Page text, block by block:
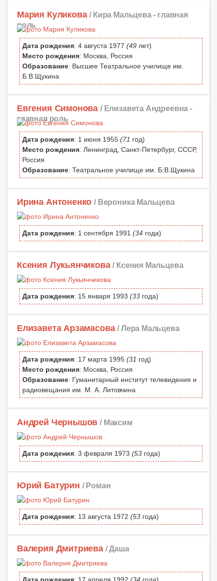
Мария Куликова / Кира Мальцева - главная
роль
Дата рождения: 4 августа 1977 (49 лет)
Место рождения: Москва, Россия
Образование: Высшее Театральное училище им.
Б.В.Щукина
Евгения Симонова / Елизавета Андреевна -
главная роль
Дата рождения: 1 июня 1955 (71 год)
Место рождения: Ленинград, Санкт-Петербург, СССР,
Россия
Образование: Театральное училище им. Б.В.Щукина
Ирина Антоненко / Вероника Мальцева
Дата рождения: 1 сентября 1991 (34 года)
Ксения Лукьянчикова / Ксения Мальцева
Дата рождения: 15 января 1993 (33 года)
Елизавета Арзамасова / Лера Мальцева
Дата рождения: 17 марта 1995 (31 год)
Место рождения: Москва, Россия
Образование: Гуманитарный институт телевидения и
радиовещания им. М. А. Литовчина
Андрей Чернышов / Максим
Дата рождения: 3 февраля 1973 (53 года)
Юрий Батурин / Роман
Дата рождения: 13 августа 1972 (53 года)
Валерия Дмитриева / Даша